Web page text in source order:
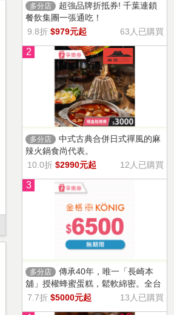
多分店
超強品牌折抵券! 千葉連鎖
餐飲集團一張通吃！
9.8折 $979元起 63人已購買
2
多分店
中式古典合併日式禪風的麻
辣火鍋食尚代表。
10.0折 $2990元起 12人已購買
3
多分店
傳承40年，唯一「長崎本
舖」授權蜂蜜蛋糕，鬆軟綿密。全台
13家門市適用，自選商品，幸福烘焙
7.7折 $5000元起 13人已購買